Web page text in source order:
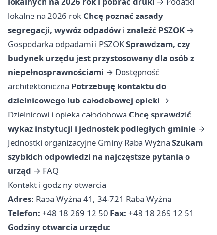
lokalne na 2026 rok Chcę poznać zasady
segregacji, wywóz odpadów i znaleźć PSZOK →
Gospodarka odpadami i PSZOKSprawdzam, czy
budynek urzędu jest przystosowany dla osób z
niepełnosprawnościami → Dostępność
architektoniczna Potrzebuję kontaktu do
dzielnicowego lub całodobowej opieki →
Dzielnicowi i opieka całodobowa Chcę sprawdzić
wykaz instytucji i jednostek podległych gminie →
Jednostki organizacyjne Gminy Raba Wyżna Szukam
szybkich odpowiedzi na najczęstsze pytania o
urząd → FAQ
Kontakt i godziny otwarcia
Adres: Raba Wyżna 41, 34-721 Raba Wyżna
Telefon: +48 18 269 12 50 Fax: +48 18 269 12 51
Godziny otwarcia urzędu: